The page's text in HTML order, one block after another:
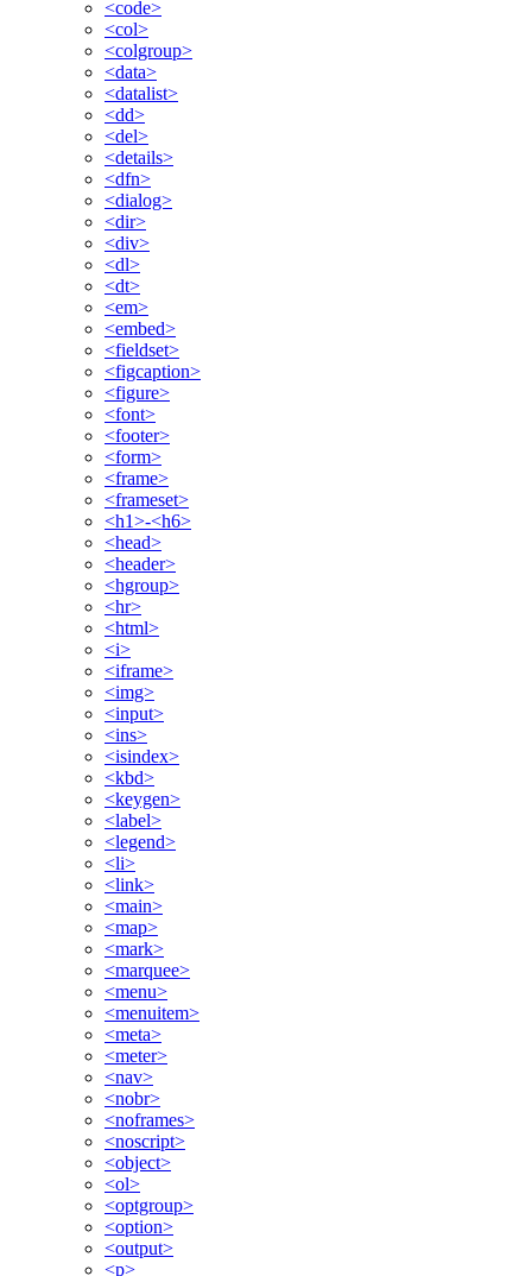
<code>
<col>
<colgroup>
<data>
<datalist>
<dd>
<del>
<details>
<dfn>
<dialog>
<dir>
<div>
<dl>
<dt>
<em>
<embed>
<fieldset>
<figcaption>
<figure>
<font>
<footer>
<form>
<frame>
<frameset>
<h1>-<h6>
<head>
<header>
<hgroup>
<hr>
<html>
<i>
<iframe>
<img>
<input>
<ins>
<isindex>
<kbd>
<keygen>
<label>
<legend>
<li>
<link>
<main>
<map>
<mark>
<marquee>
<menu>
<menuitem>
<meta>
<meter>
<nav>
<nobr>
<noframes>
<noscript>
<object>
<ol>
<optgroup>
<option>
<output>
<p>